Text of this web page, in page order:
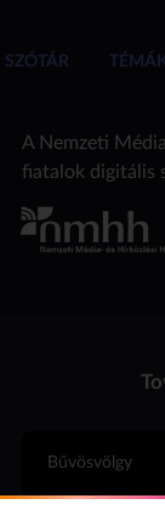
SZÓTÁR
A Nemzeti
fiatalok digitális
Bűvösvölgy